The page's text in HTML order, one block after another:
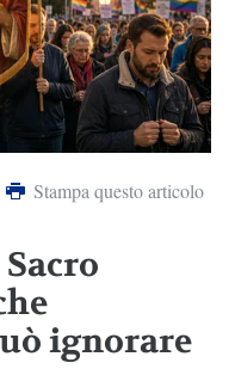
Stampa questo articolo
ignorare